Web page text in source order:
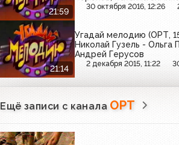
21:59
30 октября 2016, 12:26
21:14
Угадай мелодию (ОРТ,
Николай Гузель - Ольга
Андрей Герусов
2 декабря 2015, 11:22
Ещё записи с канала ОРТ